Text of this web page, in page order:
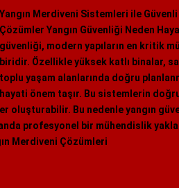
Yangın Merdiveni Sistemleri ile
Çözümler Yangın Güvenliği Neden
güvenliği, modern yapıların en kritik
biridir. Özellikle yüksek katlı binalar,
toplu yaşam alanlarında doğru
hayati önem taşır. Bu sistemlerin
oluşturabilir. Bu nedenle yangın
profesyonel bir mühendislik
Merdiveni Çözümleri